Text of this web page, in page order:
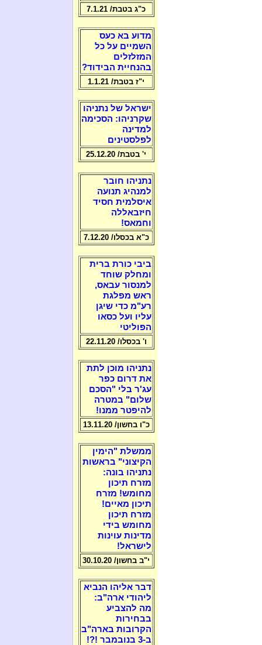
כ"ג בטבת/ 7.1.21
מדוע בא כעס
השמיים על כל
המזלזלים
בהנחיית הבידוד?
י"ז בטבת/ 1.1.21
ישראל של נתניהו
שקרניהו: הסכימה
למדינה
לפלסטינים
י' בטבת/ 25.12.20
נתניהו חובר
למנהיג תנועה
איסלמית חסיד
חיזבאללה
וחמאס!
כ"א בכסלו/ 7.12.20
ביבי כורת ברית
ומחלק שוחד
למנסור עבאס,
ראש מפלגת
רע"מ כדי שיגן
עליו ועל כסאו
הפוליטי
ו' בכסלו/ 22.11.20
נתניהו מוכן לתת
את דרום כפר
עג'ר בלי "הסכם
שלום" במטרה
להיפטר ממנו!
כ"ו בחשון/ 13.11.20
ממשלת "הימין
הקיצוני" בראשות
נתניהו בונה:
מזרח תיכון
מחומש! מזרח
תיכון מאיים!
מזרח תיכון
מחומש בידי
מדינות עוינות
לישראל!
י"ב בחשון/ 30.10.20
דבר אליהו הנביא
ליהודי ארה"ב:
מה להצביע
בבחירות
הקרובות בארה"ב
ב-3 בנובמבר !?!